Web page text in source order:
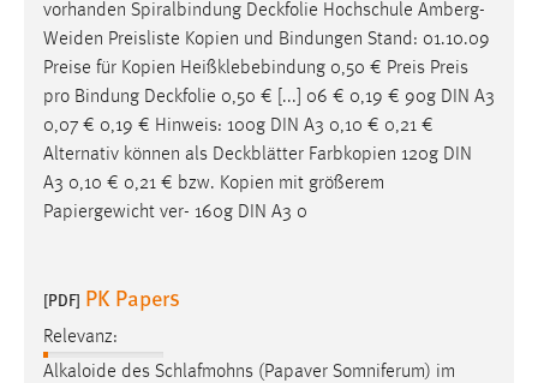
vorhanden Spiralbindung Deckfolie Hochschule Amberg-
Weiden Preisliste Kopien und Bindungen Stand: 01.10.09
Preise für Kopien Heißklebebindung 0,50 € Preis Preis
pro Bindung Deckfolie 0,50 € [...] 06 € 0,19 € 90g DIN A3
0,07 € 0,19 € Hinweis: 100g DIN A3 0,10 € 0,21 €
Alternativ können als Deckblätter Farbkopien 120g DIN
A3 0,10 € 0,21 € bzw. Kopien mit größerem
Papiergewicht ver- 160g DIN A3 0
[PDF] PK Papers
Relevanz:
Alkaloide des Schlafmohns (Papaver Somniferum) im
site-language-preference
Zweck:
Das Cookie speichert die gewählte Sprache der Website.
Cookie Laufzeit:
30 Tage
Name:
MibewSessionID, MIBEW_UserID, mibew_locale, mibew-
chat-frame-style-5e9dbeb1811c0446